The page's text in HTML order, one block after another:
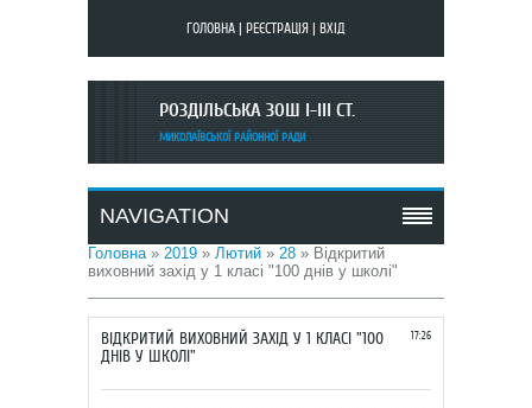
ГОЛОВНА РЕЄСТРАЦІЯ ВХІД
РОЗДІЛЬСЬКА ЗОШ I-III СТ.
МИКОЛАЇВСЬКОЇ РАЙОННОЇ РАДИ
NAVIGATION
Головна» 2019 » Лютий » 28 » Відкритий
виховний захід у 1 класі "100 днів у школі"
17:26
ВІДКРИТИЙ ВИХОВНИЙ ЗАХІД У 1 КЛАСІ "100
ДНІВ У ШКОЛІ"